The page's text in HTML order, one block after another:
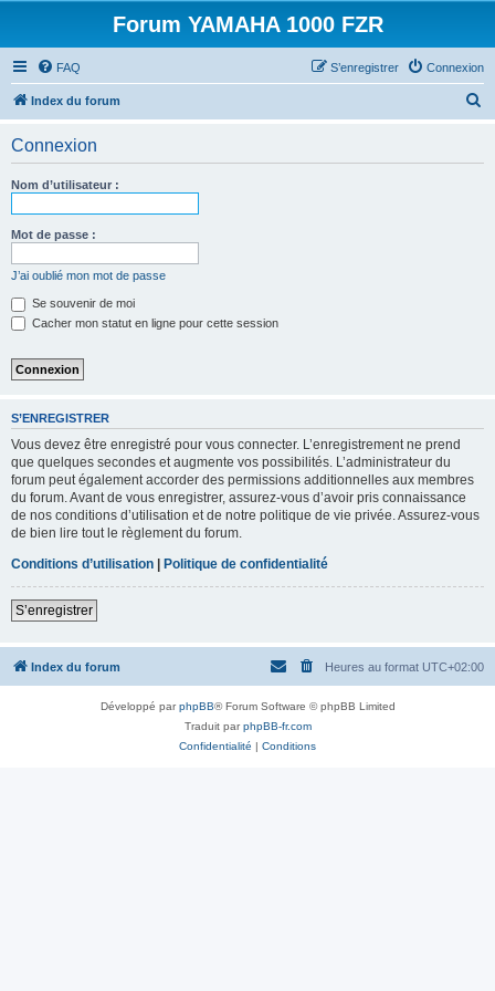
Forum YAMAHA 1000 FZR
FAQ Connexion
S’enregistrer
Index du forum
Connexion
Nom d’utilisateur :
Mot de passe :
J’ai oublié mon mot de passe
Se souvenir de moi
Cacher mon statut en ligne pour cette session
S’ENREGISTRER
Vous devez être enregistré pour vous connecter. L’enregistrement ne prend
que quelques secondes et augmente vos possibilités. L’administrateur du
forum peut également accorder des permissions additionnelles aux membres
du forum. Avant de vous enregistrer, assurez-vous d’avoir pris connaissance
de nos conditions d’utilisation et de notre politique de vie privée. Assurez-vous
de bien lire tout le règlement du forum.
Conditions d’utilisation | Politique de confidentialité
S’enregistrer
Index du forum Heures au format UTC+02:00
Développé parphpBB® Forum Software © phpBB Limited
Traduit parphpBB-fr.com
Confidentialité | Conditions